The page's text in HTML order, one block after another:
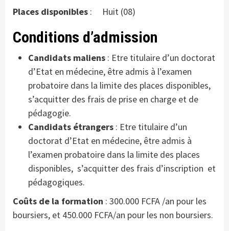
Places disponibles : Huit (08)
Conditions d’admission
Candidats maliens : Etre titulaire d’un doctorat
d’Etat en médecine, être admis à l’examen
probatoire dans la limite des places disponibles,
s’acquitter des frais de prise en charge et de
pédagogie.
Candidats étrangers : Etre titulaire d’un
doctorat d’Etat en médecine, être admis à
l’examen probatoire dans la limite des places
disponibles, s’acquitter des frais d’inscription et
pédagogiques.
Coûts de la formation : 300.000 FCFA /an pour les
boursiers, et 450.000 FCFA/an pour les non boursiers.